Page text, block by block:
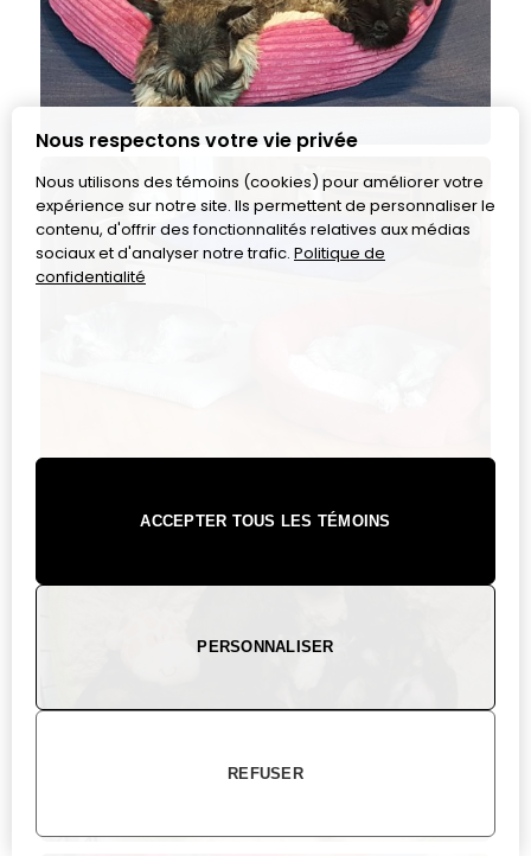
Nous respectons votre vie privée
Nous utilisons des témoins (cookies) pour améliorer votre
expérience sur notre site. Ils permettent de personnaliser le
contenu, d'offrir des fonctionnalités relatives aux médias
sociaux et d'analyser notre trafic. Politique de
confidentialité
ACCEPTER TOUS LES TÉMOINS
PERSONNALISER
REFUSER